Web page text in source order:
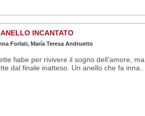
INCANTATO
Forlati, María Teresa Andruetto
fiabe per rivivere il sogno dell’amore, ma
dal finale inatteso. Un anello che fa inna..